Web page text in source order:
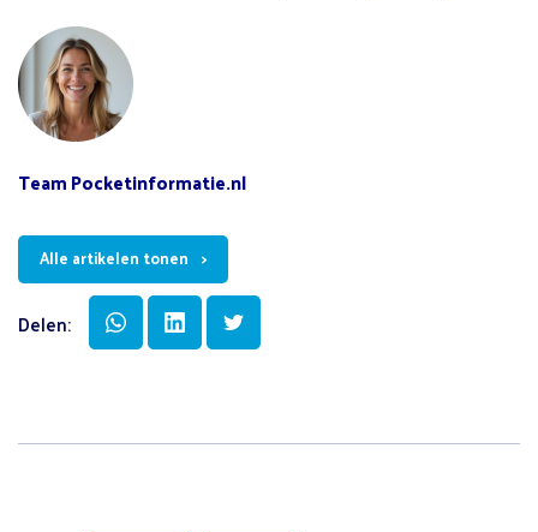
Team Pocketinformatie.nl
Alle artikelen tonen
Delen: